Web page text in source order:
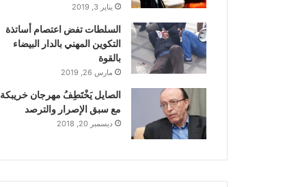
يناير 3, 2019
السلطات تفض اعتصام أساتذة
التكوين المهني بالدار البيضاء
بالقوة
مارس 26, 2019
الصايل يَخْتَطِفُ مهرجان خريبكة
مع سبق الإصرار والترصد
ديسمبر 20, 2018